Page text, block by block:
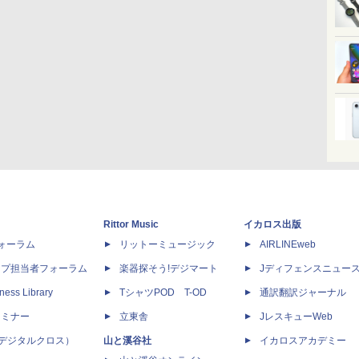
ーラム
担当者フォーラム
Library
ナー
ジタルクロス）
Rittor Music
リットーミュージック
楽器探そう!デジマート
TシャツPOD T-OD
立東舎
山と溪谷社
イカロス出版
AIRLINEweb
Jディフェンスニュー
通訳翻訳ジャーナル
JレスキューWeb
イカロスアカデミー